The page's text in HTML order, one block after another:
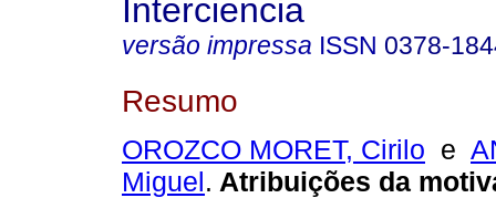
Interciencia
versão impressa ISSN 0378-
Resumo
OROZCO MORET, Cirilo e
Miguel. Atribuições da